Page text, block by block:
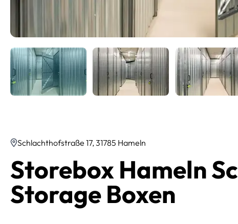
Schlachthofstraße 17, 31785 Hameln
Storebox Hameln
Storage Boxen